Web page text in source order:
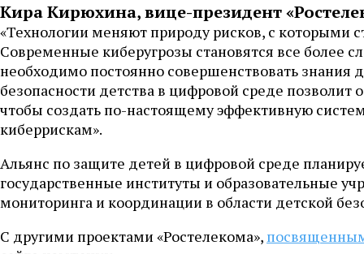
Кира Кирюхина, вице-президент
«Технологии меняют природу рисков, с которыми
Современные киберугрозы становятся все более
необходимо постоянно совершенствовать
безопасности детства в цифровой среде позволит
чтобы создать по-настоящему эффективную
киберрискам».
Альянс по защите детей в цифровой среде
государственные институты и образовательные
мониторинга и координации в области детской
С другими проектами «Ростелекома»,